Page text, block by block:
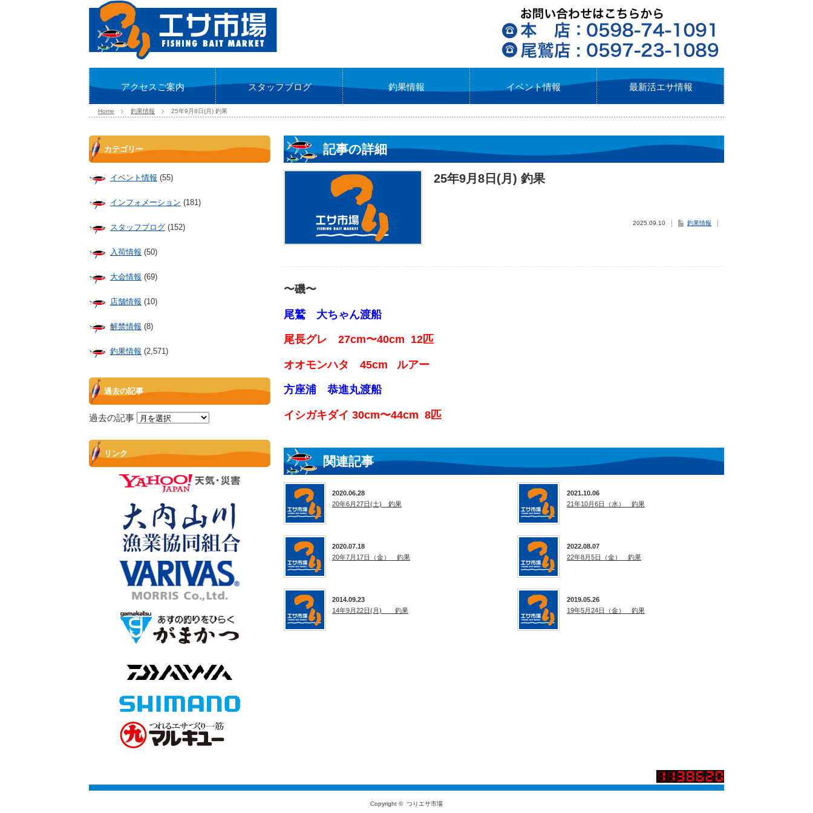
アクセスご案内 スタッフブログ 釣果情報 イベント情報 最新活エサ情報
Home 釣果情報 25年9月8日(月) 釣果
記事の詳細
25年9月8日(月) 釣果
2025.09.10 釣果情報
〜磯〜
尾鷲 大ちゃん渡船
尾長グレ 27cm〜40cm 12匹
オオモンハタ 45cm ルアー
方座浦 恭進丸渡船
イシガキダイ 30cm〜44cm 8匹
関連記事
2020.06.28
20年6月27日(土) 釣果
2021.10.06
21年10月6日（水） 釣果
2020.07.18
20年7月17日（金） 釣果
2022.08.07
22年8月5日（金） 釣果
2014.09.23
14年9月22日(月) 釣果
2019.05.26
19年5月24日（金） 釣果
カテゴリー
イベント情報 (55)
インフォメーション (181)
スタッフブログ (152)
入荷情報 (50)
大会情報 (69)
店舗情報 (10)
解禁情報 (8)
釣果情報 (2,571)
過去の記事
過去の記事
リンク
Copyright © つりエサ市場